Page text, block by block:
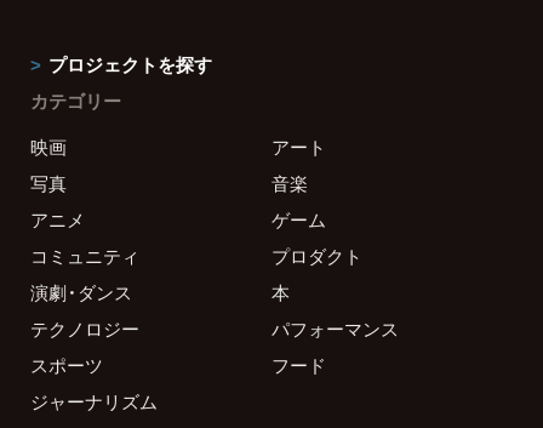
プロジェクトを探す
カテゴリー
映画
アート
写真
音楽
アニメ
ゲーム
コミュニティ
プロダクト
演劇・ダンス
本
テクノロジー
パフォーマンス
スポーツ
フード
ジャーナリズム